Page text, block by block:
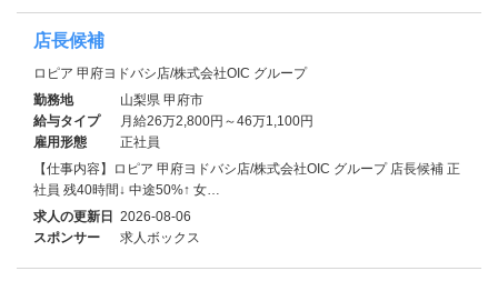
店長候補
ロピア 甲府ヨドバシ店/株式会社OIC グループ
勤務地
山梨県 甲府市
給与タイプ
月給26万2,800円～46万1,100円
雇用形態
正社員
【仕事内容】ロピア 甲府ヨドバシ店/株式会社OIC グループ 店長候補 正
社員 残40時間↓ 中途50%↑ 女…
求人の更新日 2026-08-06
スポンサー
求人ボックス